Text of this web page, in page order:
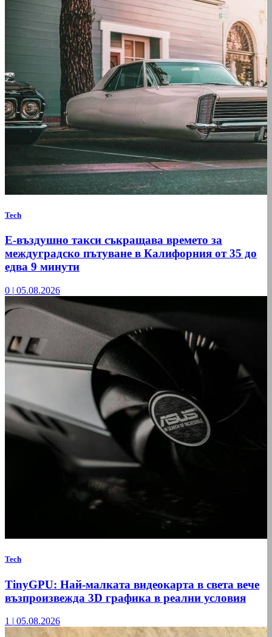
Tech
Е-въздушно такси съкращава времето за
междуградско пътуване в Калифорния от 35 до
едва 9 минути
0 | 05.08.2026
Tech
TinyGPU: Най-малката видеокарта в света вече
възпроизвежда 3D графика в реални условия
1 | 05.08.2026